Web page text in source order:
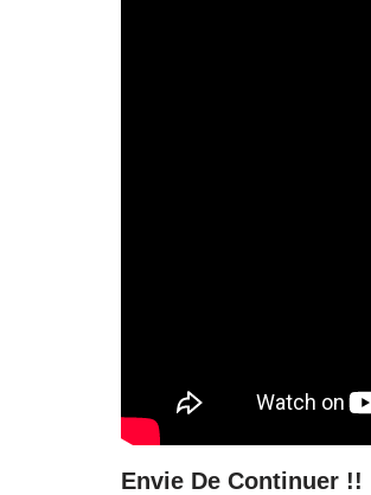
Envie De Continuer !!